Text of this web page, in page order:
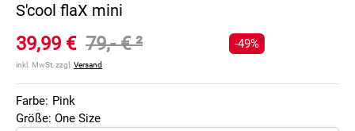
S'cool flaX mini
39,99 € 79,- €²
inkl. MwSt, zzgl. Versand
-49%
Farbe: Pink
Größe: One Size